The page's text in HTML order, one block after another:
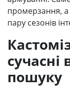
промерзання, а
пару сезонів
пошуку